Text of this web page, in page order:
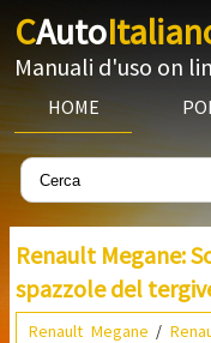
CAuto
Manuali d'uso on
HOME
Renault Megane:
spazzole del
Renault Megane /